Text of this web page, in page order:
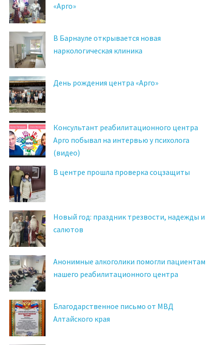
«Арго»
В Барнауле открывается новая
наркологическая клиника
День рождения центра «Арго»
Консультант реабилитационного центра
Арго побывал на интервью у психолога
(видео)
В центре прошла проверка соцзащиты
Новый год: праздник трезвости, надежды и
салютов
Анонимные алкоголики помогли пациентам
нашего реабилитационного центра
Благодарственное письмо от МВД
Алтайского края